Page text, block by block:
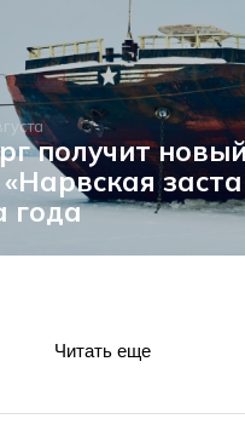
получит
года
Читать еще